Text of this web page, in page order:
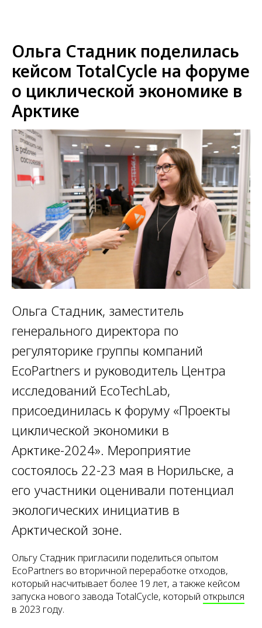
Ольга Стадник поделилась
кейсом TotalCycle на форуме
о циклической экономике в
Арктике
Ольга Стадник, заместитель
генерального директора по
регуляторике группы компаний
EcoPartners и руководитель Центра
исследований EcoTechLab,
присоединилась к форуму «Проекты
циклической экономики в
Арктике-2024». Мероприятие
состоялось 22-23 мая в Норильске, а
его участники оценивали потенциал
экологических инициатив в
Арктической зоне.
Ольгу Стадник пригласили поделиться опытом
EcoPartners во вторичной переработке отходов,
который насчитывает более 19 лет, а также кейсом
запуска нового завода TotalCycle, который открылся
в 2023 году.